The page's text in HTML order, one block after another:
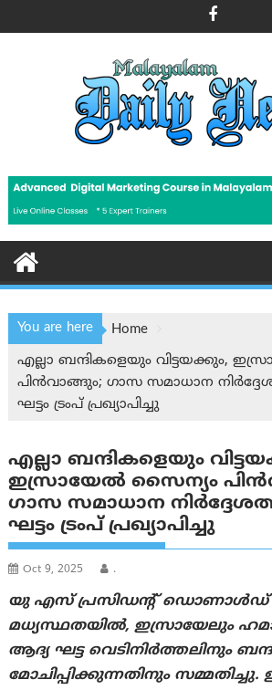
to
You are here
Home
എല്ലാ ബന്ദികളെയും വിട്ടയക്കും,
പിൻവാങ്ങും; ഗാസ സമാധാന
ഘട്ടം ട്രംപ് പ്രഖ്യാപിച്ചു
എല്ലാ ബന്ദികളെയും
ഇസ്രായേൽ സൈന്യം
ഗാസ സമാധാന
ഘട്ടം ട്രംപ് പ്രഖ്യാപിച്ചു
Oct 9, 2025 .
യു എസ് പ്രസിഡന്റ് ഡൊണാൾഡ്
മധ്യസ്ഥതയിൽ, ഇസ്രായേലും
ആദ്യ ഘട്ട വെടിനിർത്തലിനും
മോചിപ്പിക്കുന്നതിനും